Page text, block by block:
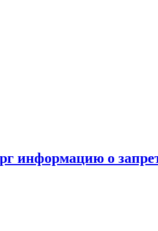
информацию о